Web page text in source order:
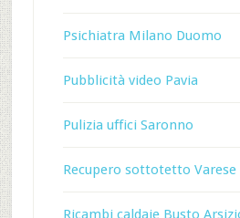
Psichiatra Milano Duomo
Pubblicità video Pavia
Pulizia uffici Saronno
Recupero sottotetto Varese
Ricambi caldaie Busto